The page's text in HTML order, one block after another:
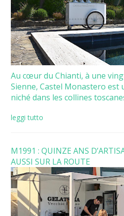
Au cœur du Chianti, à une
Sienne, Castel Monastero est
niché dans les collines
leggi tutto
M1991 : QUINZE ANS
AUSSI SUR LA ROUTE